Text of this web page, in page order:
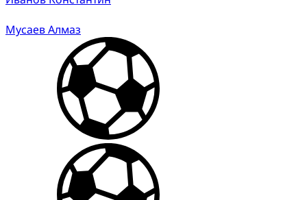
Мусаев Алмаз